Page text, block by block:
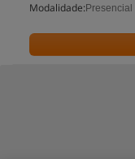
Modalidade: Presencial